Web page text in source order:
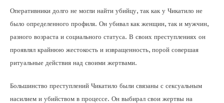
Оперативники долго не могли найти убийцу, так как у Чикатило не
было определенного профиля. Он убивал как женщин, так и мужчин,
разного возраста и социального статуса. В своих преступлениях он
проявлял крайнюю жестокость и извращенность, порой совершая
ритуальные действия над своими жертвами.
Большинство преступлений Чикатило были связаны с сексуальным
насилием и убийством в процессе. Он выбирал свои жертвы на